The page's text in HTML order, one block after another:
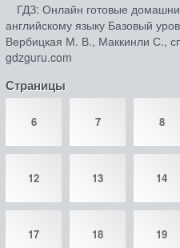
ГДЗ: Онлайн готовые
английскому языку Базовый
Вербицкая М. В., Маккинли С.,
gdzguru.com
Страницы
6 7 8
12 13 14
17 18 19